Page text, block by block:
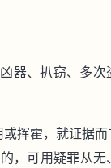
器、扒窃、多次
挥霍，就证据而
，可用疑罪从